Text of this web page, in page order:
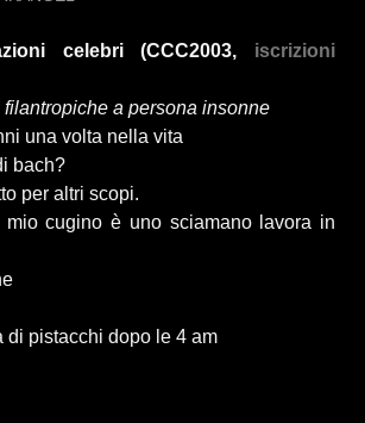
celebri (CCC2003, iscrizioni
a persona insonne
una volta nella vita
bach?
per altri scopi.
cugino è uno sciamano lavora in
di pistacchi dopo le 4 am